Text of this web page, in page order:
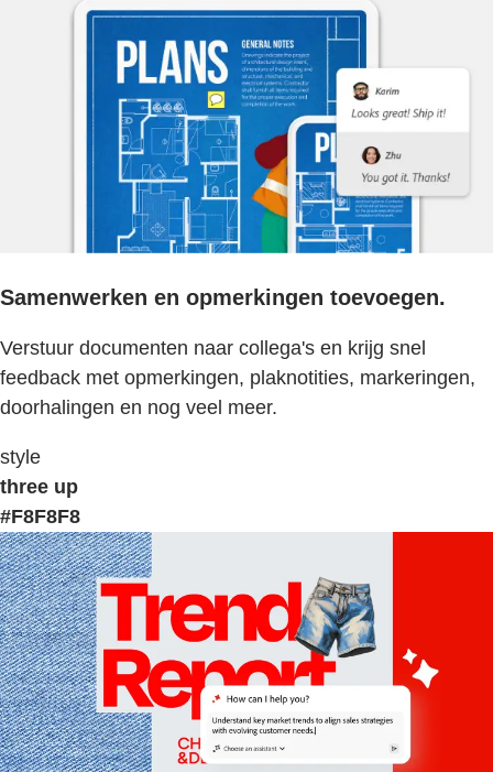
Samenwerken en opmerkingen toevoegen.
Verstuur documenten naar collega's en krijg snel
feedback met opmerkingen, plaknotities, markeringen,
doorhalingen en nog veel meer.
style
three up
#F8F8F8